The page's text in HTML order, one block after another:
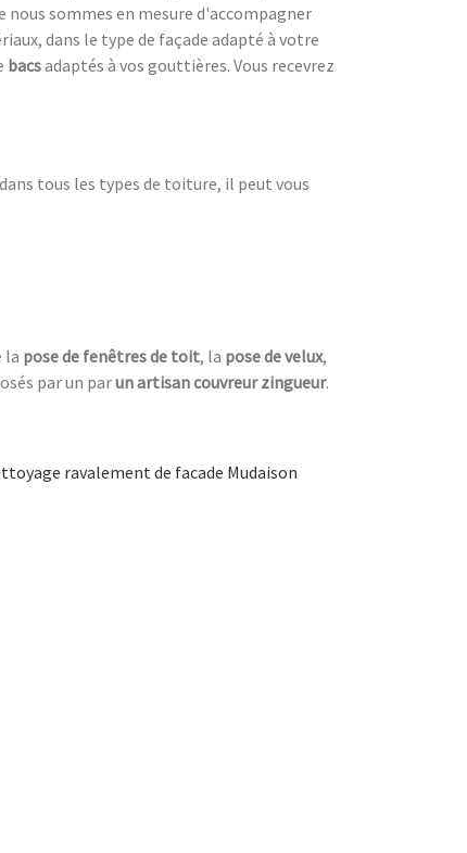
sommes en mesure d'accompagner
dans le type de façade adapté à votre
bacsadaptés à vos gouttières. Vous recevrez
tous les types de toiture, il peut vous
la pose de fenêtres de toit, la pose de velux,
par un parun artisan couvreur zingueur.
ravalement de facade Mudaison